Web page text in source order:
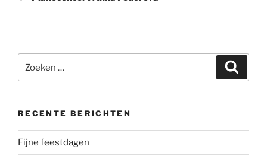
naar:
RECENTE BERICHTEN
Fijne feestdagen